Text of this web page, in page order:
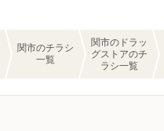
関市のチラシ
一覧
関市のドラッ
グストアのチ
ラシ一覧